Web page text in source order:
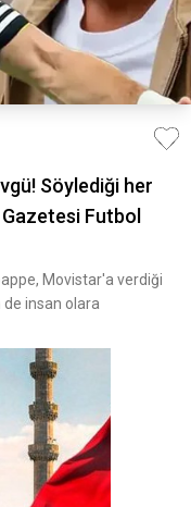
Söylediği her
Futbol
Movistar'a verdiği
insan olara